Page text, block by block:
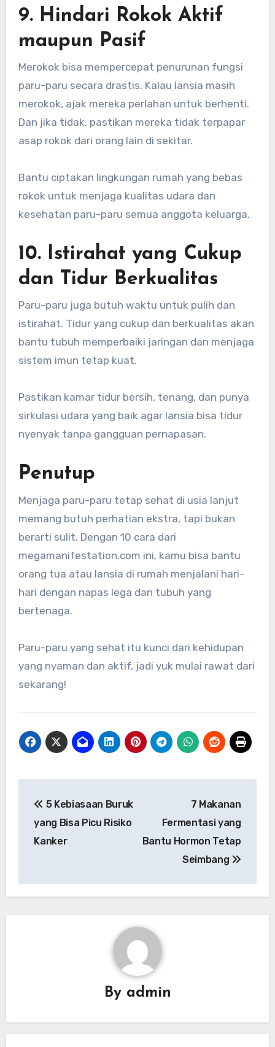
9. Hindari Rokok Aktif
maupun Pasif
Merokok bisa mempercepat penurunan fungsi
paru-paru secara drastis. Kalau lansia masih
merokok, ajak mereka perlahan untuk berhenti.
Dan jika tidak, pastikan mereka tidak terpapar
asap rokok dari orang lain di sekitar.
Bantu ciptakan lingkungan rumah yang bebas
rokok untuk menjaga kualitas udara dan
kesehatan paru-paru semua anggota keluarga.
10. Istirahat yang Cukup
dan Tidur Berkualitas
Paru-paru juga butuh waktu untuk pulih dan
istirahat. Tidur yang cukup dan berkualitas akan
bantu tubuh memperbaiki jaringan dan menjaga
sistem imun tetap kuat.
Pastikan kamar tidur bersih, tenang, dan punya
sirkulasi udara yang baik agar lansia bisa tidur
nyenyak tanpa gangguan pernapasan.
Penutup
Menjaga paru-paru tetap sehat di usia lanjut
memang butuh perhatian ekstra, tapi bukan
berarti sulit. Dengan 10 cara dari
megamanifestation.com ini, kamu bisa bantu
orang tua atau lansia di rumah menjalani hari-
hari dengan napas lega dan tubuh yang
bertenaga.
Paru-paru yang sehat itu kunci dari kehidupan
yang nyaman dan aktif, jadi yuk mulai rawat dari
sekarang!
pos
5 Kebiasaan Buruk
yang Bisa Picu Risiko
Kanker
7 Makanan
Fermentasi yang
Bantu Hormon Tetap
Seimbang
By admin